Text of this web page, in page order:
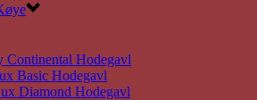
Continental Hodegavl
Basic Hodegavl
Diamond Hodegavl